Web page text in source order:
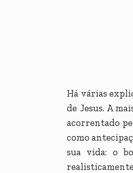
Há várias
de Jesus. A
acorrentado
como
sua vida: o